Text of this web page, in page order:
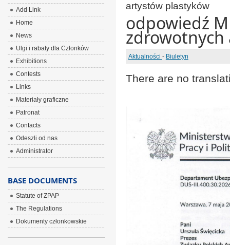
artystów plastyków
odpowiedź
Aktualności - Biuletyn
There are no
Add Link
Home
News
Ulgi i rabaty dla Członków
Exhibitions
Contests
Links
Materiały graficzne
Patronat
Contacts
Odeszli od nas
Administrator
BASE DOCUMENTS
Statute of ZPAP
The Regulations
Dokumenty członkowskie